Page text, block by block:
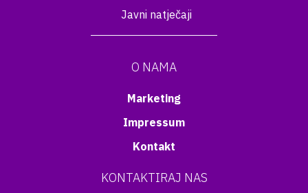
Javni natječaji
O NAMA
Marketing
Impressum
Kontakt
KONTAKTIRAJ NAS